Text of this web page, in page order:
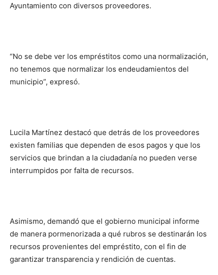
Ayuntamiento con diversos proveedores.
“No se debe ver los empréstitos como una normalización,
no tenemos que normalizar los endeudamientos del
municipio”, expresó.
Lucila Martínez destacó que detrás de los proveedores
existen familias que dependen de esos pagos y que los
servicios que brindan a la ciudadanía no pueden verse
interrumpidos por falta de recursos.
Asimismo, demandó que el gobierno municipal informe
de manera pormenorizada a qué rubros se destinarán los
recursos provenientes del empréstito, con el fin de
garantizar transparencia y rendición de cuentas.